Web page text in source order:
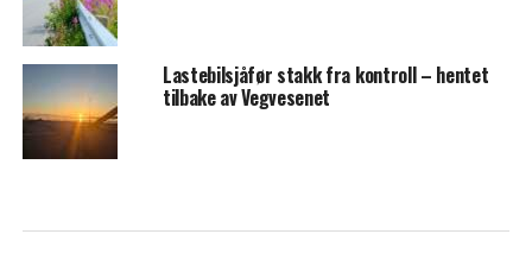
Lastebilsjåfør stakk fra kontroll – hentet
tilbake av Vegvesenet